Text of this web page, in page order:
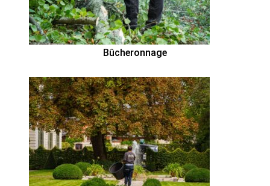
Bûcheronnage